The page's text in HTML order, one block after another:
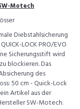
Motech
Diebstahlsicherung
LOCK PRO/EVO
Sicherungsstift wird
blockieren. Das
des
50 cm - Quick-Lock
Artikel aus der
SW-Motech.